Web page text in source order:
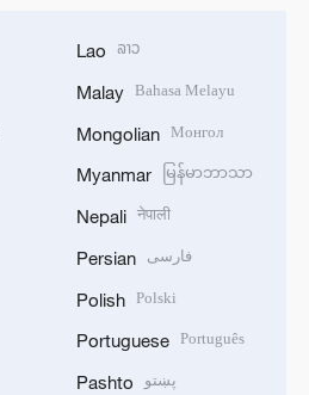
Lao ລາວ
Malay Bahasa Melayu
Mongolian Монгол
Myanmar မြန်မာဘာသာ
Nepali नेपाली
Persian فارسی
Polish Polski
Portuguese Português
Pashto پښتو